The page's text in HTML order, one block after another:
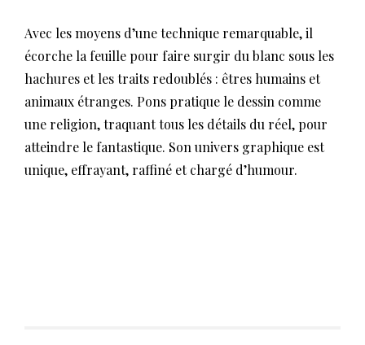
Avec les moyens d’une technique remarquable, il
écorche la feuille pour faire surgir du blanc sous les
hachures et les traits redoublés : êtres humains et
animaux étranges. Pons pratique le dessin comme
une religion, traquant tous les détails du réel, pour
atteindre le fantastique. Son univers graphique est
unique, effrayant, raffiné et chargé d’humour.